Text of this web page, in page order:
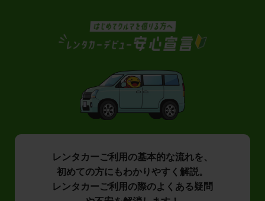
レンタカーご利用の基本的な流れを、
初めての方にもわかりやすく解説。
レンタカーご利用の際のよくある疑問